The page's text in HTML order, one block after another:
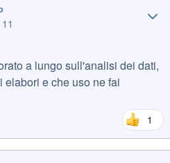
a lungo sull'analisi dei dati,
e che uso ne fai
1